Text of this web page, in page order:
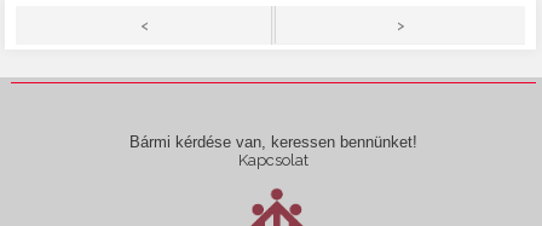
< >
Bármi kérdése van, keressen bennünket!
Kapcsolat